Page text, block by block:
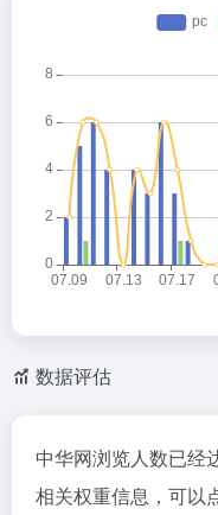
数据评估
中华网浏览人数已经
相关权重信息，可以